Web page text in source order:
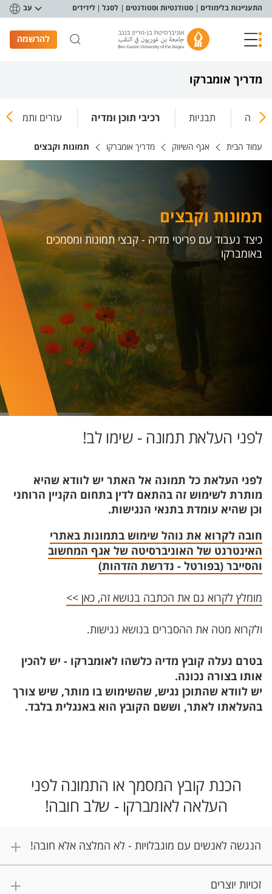
תפריט נגישות
התעניינות בלימודים סטודנטיות וסטודנטים לסגל לידידים עב
להרשמה
מדריך אומברקו
תבניות רכיבי תוכן ומדיה עזרים ותמיכה
עמוד הבית אגף השיווק מדריך אומברקו תמונות וקבצים
תמונות וקבצים
כיצד נעבוד עם פריטי מדיה - קבצי תמונות ומסמכים
באומברקו
לפני העלאת תמונה - שימו לב!
לפני העלאת כל תמונה אל האתר יש לוודא שהיא
מותרת לשימוש זה בהתאם לדין בתחום הקניין הרוחני
וכן שהיא עומדת בתנאי הנגישות.
חובה לקרוא את נוהל שימוש בתמונות באתרי
האינטרנט של האוניברסיטה של אגף המחשוב
והסייבר (בפורטל - נדרשת הזדהות)
מומלץ לקרוא גם את הכתבה בנושא זה, כאן >>
ולקרוא מטה את ההסברים בנושא נגישות.
בטרם נעלה קובץ מדיה כלשהו לאומברקו - יש להכין
אותו בצורה נכונה.
יש לוודא שהתוכן נגיש, שהשימוש בו מותר, שיש צורך
בהעלאתו לאתר, וששם הקובץ הוא באנגלית בלבד.
הכנת קובץ המסמך או התמונה לפני
העלאה לאומברקו - שלב חובה!
הנגשה לאנשים עם מוגבלויות - לא המלצה אלא חובה!
זכויות יוצרים